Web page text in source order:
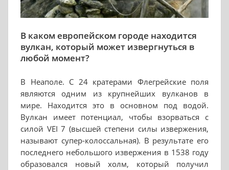
В каком европейском городе находится
вулкан, который может извергнуться в
любой момент?
В Неаполе. С 24 кратерами Флегрейские поля
являются одним из крупнейших вулканов в
мире. Находится это в основном под водой.
Вулкан имеет потенциал, чтобы взорваться с
силой VEI 7 (высшей степени силы извержения,
называют супер-колоссальная). В результате его
последнего небольшого извержения в 1538 году
образовался новый холм, который получил